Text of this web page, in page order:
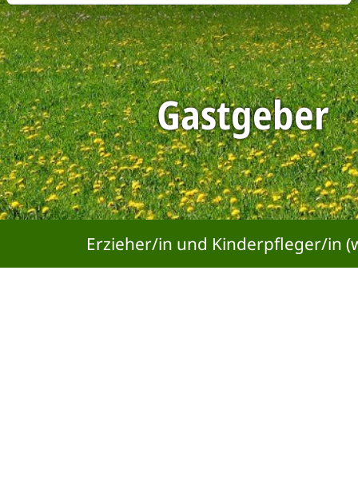
Gastgeber
Erzieher/in und Kinderpfleger/in